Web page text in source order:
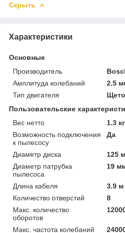
Скрыть
Характеристики
Основные
Производитель
Амплитуда колебаний
2.5
Тип двигателя
Пользовательские
Вес нетто
1.3 кг
Возможность подключения
к пылесосу
Да
Диаметр диска
125
Диаметр патрубка
пылесоса
19
Длина кабеля
3.9 м
Количество отверстий
8
Макс. количество
оборотов
Макс. частота колебаний